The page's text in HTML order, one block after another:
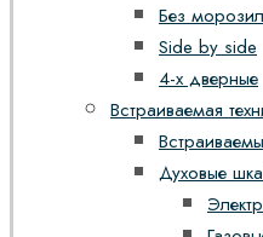
Без
Side by side
4-х дверные
Встраиваемая
Духовые